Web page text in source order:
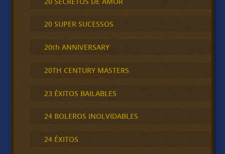
20 SUPER SUCESSOS
20th ANNIVERSARY
20TH CENTURY MASTERS
23 ÉXITOS BAILABLES
24 BOLEROS INOLVIDABLES
24 ÉXITOS